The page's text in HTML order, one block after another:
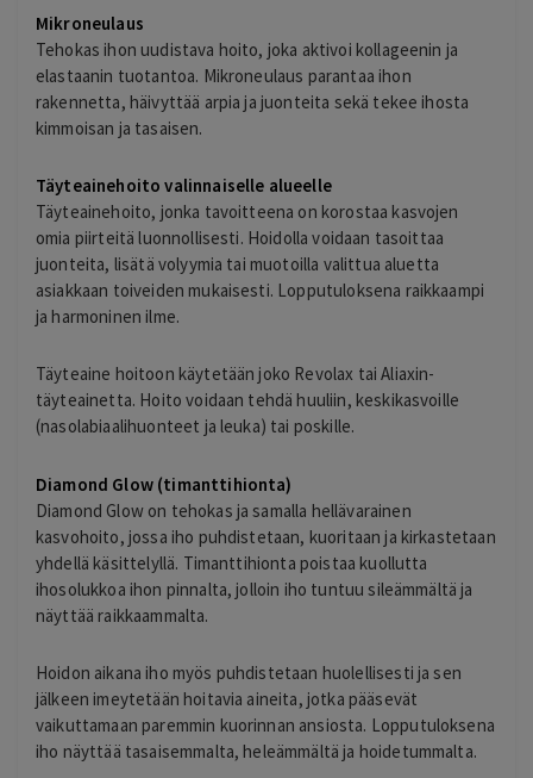
Mikroneulaus
Tehokas ihon uudistava hoito, joka aktivoi kollageenin ja
elastaanin tuotantoa. Mikroneulaus parantaa ihon
rakennetta, häivyttää arpia ja juonteita sekä tekee ihosta
kimmoisan ja tasaisen.
Täyteainehoito valinnaiselle alueelle
Täyteainehoito, jonka tavoitteena on korostaa kasvojen
omia piirteitä luonnollisesti. Hoidolla voidaan tasoittaa
juonteita, lisätä volyymia tai muotoilla valittua aluetta
asiakkaan toiveiden mukaisesti. Lopputuloksena raikkaampi
ja harmoninen ilme.
Täyteaine hoitoon käytetään joko Revolax tai Aliaxin-
täyteainetta. Hoito voidaan tehdä huuliin, keskikasvoille
(nasolabiaalihuonteet ja leuka) tai poskille.
Diamond Glow (timanttihionta)
Diamond Glow on tehokas ja samalla hellävarainen
kasvohoito, jossa iho puhdistetaan, kuoritaan ja kirkastetaan
yhdellä käsittelyllä. Timanttihionta poistaa kuollutta
ihosolukkoa ihon pinnalta, jolloin iho tuntuu sileämmältä ja
näyttää raikkaammalta.
Hoidon aikana iho myös puhdistetaan huolellisesti ja sen
jälkeen imeytetään hoitavia aineita, jotka pääsevät
vaikuttamaan paremmin kuorinnan ansiosta. Lopputuloksena
iho näyttää tasaisemmalta, heleämmältä ja hoidetummalta.